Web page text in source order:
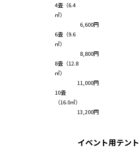
4畳（6.4
㎡）
6,600円
6畳（9.6
㎡）
8,800円
8畳（12.8
㎡）
11,000円
10畳
（16.0㎡）
13,200円
イベント用テント